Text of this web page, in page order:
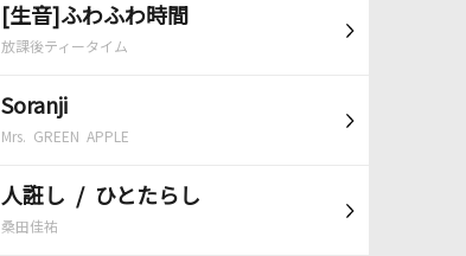
[生音]ふわふわ時間
放課後ティータイム
Soranji
Mrs. GREEN APPLE
人誑し / ひとたらし
桑田佳祐